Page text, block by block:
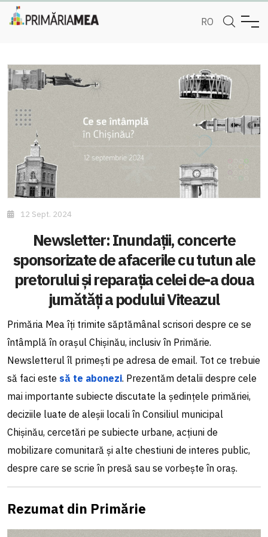
RO
12 Sept. 2024
Newsletter: Inundații, concerte
sponsorizate de afacerile cu tutun ale
pretorului și reparația celei de-a doua
jumătăți a podului Viteazul
Primăria Mea îți trimite săptămânal scrisori despre ce se
întâmplă în orașul Chișinău, inclusiv în Primărie.
Newsletterul îl primești pe adresa de email. Tot ce trebuie
să faci este să te abonezi. Prezentăm detalii despre cele
mai importante subiecte discutate la ședințele primăriei,
deciziile luate de aleșii locali în Consiliul municipal
Chișinău, cercetări pe subiecte urbane, acțiuni de
mobilizare comunitară și alte chestiuni de interes public,
despre care se scrie în presă sau se vorbește în oraș.
Rezumat din Primărie